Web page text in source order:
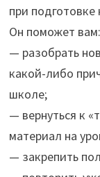
при подготовке
Он поможет вам:
— разобрать
какой-либо
школе;
— вернуться к
материал на
— закрепить